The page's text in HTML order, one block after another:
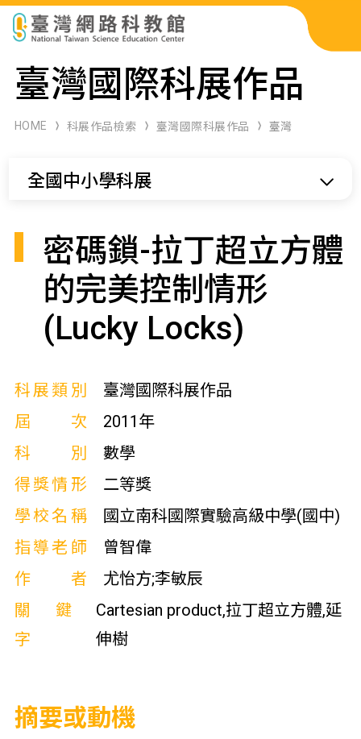
科展作品檢索
科學研習月刊
臺灣國際科展作品
HOME 科展作品檢索 臺灣國際科展作品 臺灣
全國中小學科展
密碼鎖-拉丁超立方體
的完美控制情形
(Lucky Locks)
科展類別
臺灣國際科展作品
屆次
2011年
科別
數學
得獎情形
二等獎
學校名稱
國立南科國際實驗高級中學(國中)
指導老師
曾智偉
作者
尤怡方;李敏辰
關鍵
字
Cartesian product,拉丁超立方體,延
伸樹
摘要或動機